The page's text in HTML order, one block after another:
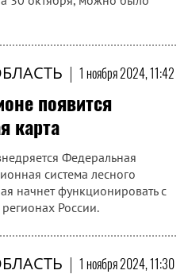
| 1 ноября 2024, 11:42
появится
карта
Федеральная
система лесного
начнет функционировать с
России.
| 1 ноября 2024, 11:30